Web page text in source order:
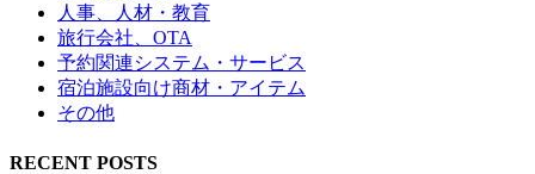
人事、人材・教育
旅行会社、OTA
予約関連システム・サービス
宿泊施設向け商材・アイテム
その他
RECENT POSTS